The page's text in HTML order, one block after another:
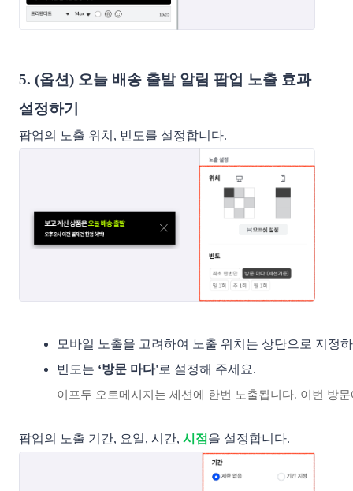
5. (옵션) 오늘 배송 출발 알림 팝업 노출 효과
설정하기
팝업의 노출 위치, 빈도를 설정합니다.
모바일 노출을 고려하여 노출 위치는 상단으로 지정
빈도는 ‘방문 마다'로 설정해 주세요.
이프두 오토메시지는 세션에 한번 노출됩니다. 이번 방
팝업의 노출 기간, 요일, 시간, 시점 을 설정합니다.